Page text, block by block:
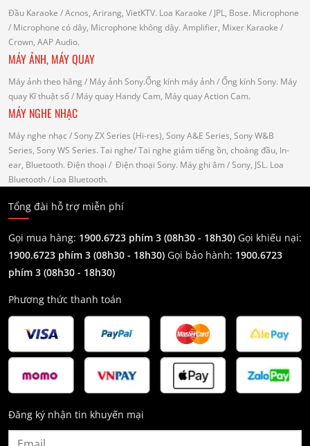
Đầu Karaoke / Acnos, Arirang, VietKTV. Loa Karaoke / JPL, Bose. Microphone
/ Microphone có dây, Microphone không dây. Amplifier, Mixer Karaoke /
Crown, AAP Audio.
MÁY ẢNH, MÁY QUAY
Máy ảnh theo hãng / Máy ảnh Sony.Ống kính máy ảnh / Ống kính Sony. Máy
quay Kĩ thuật số/ Máy quay Handy Cam, Máy quay Action Cam.
MÁY NGHE NHẠC
Máy nghe nhạc / Sony ZX Series (Hi-res), Sony A&E Series, Sony W&B
Series, Sony WS Series. Tai nghe/ Tai nghe giảm tiếng ồn, choàng đầu, In-
ear, Bluetooth. Điện thoại / Điện thoại Sony. Máy ghi âm / Sony, JSL. Loa
Bluetooth/ Loa Bluetooth.
Tổng đài hỗ trợ miễn phí
Gọi mua hàng: 1900.6723 phím 3 (08h30 - 18h30) Gọi khiếu nại:
1900.6723 phím 3 (08h30 - 18h30) Gọi bảo hành: 1900.6723
phím 3 (08h30 - 18h30)
Phương thức thanh toán
Đăng ký nhận tin khuyến mại